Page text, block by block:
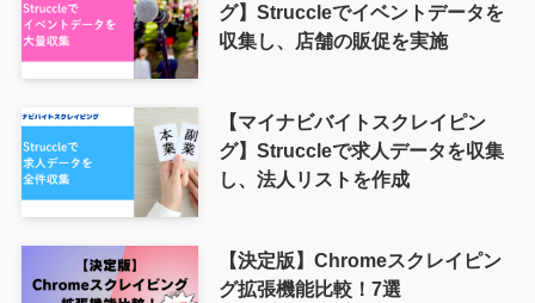
グ】Struccleでイベントデータを
収集し、店舗の販促を実施
【マイナビバイトスクレイピン
グ】Struccleで求人データを収集
し、法人リストを作成
【決定版】Chromeスクレイピン
グ拡張機能比較！7選